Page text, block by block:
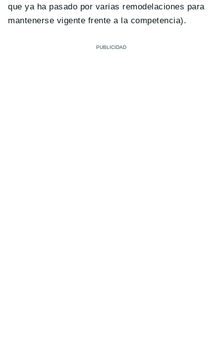
que ya ha pasado por varias remodelaciones para
mantenerse vigente frente a la competencia).